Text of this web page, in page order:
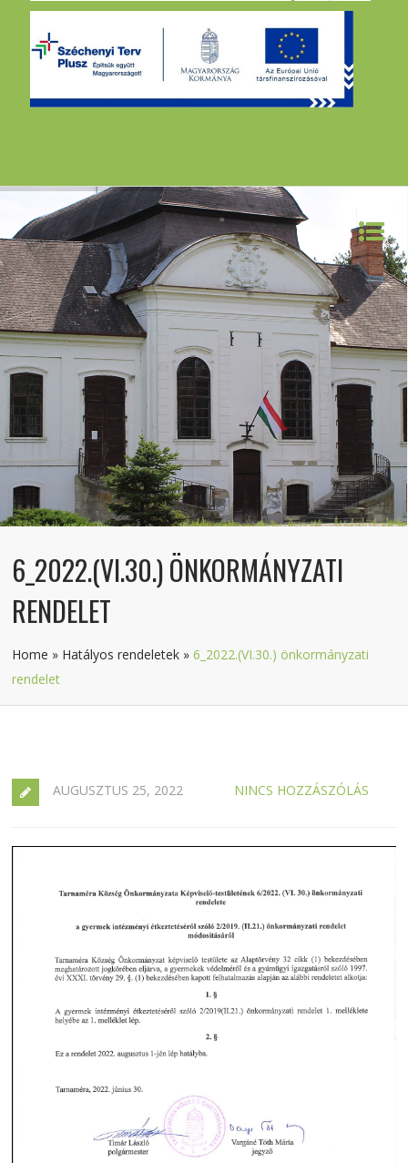
6_2022.(VI.30.) ÖNKORMÁNYZATI
RENDELET
Home » Hatályos rendeletek »6_2022.(VI.30.) önkormányzati
rendelet
AUGUSZTUS 25, 2022 NINCS HOZZÁSZÓLÁS